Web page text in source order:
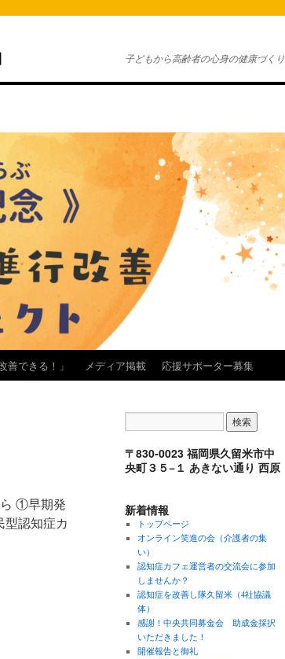
子どもから高齢者の心身の健康づくり
善できる！」 メディア掲載 応援サポーター募集
①早期発
認知症カ
〒830-0023 福岡県久留米市中
央町３５−１ あきない通り 西原
新着情報
トップページ
オンライン笑進の会（介護者の集
い）
認知症カフェ運営者の交流会に参加
しませんか？
認知症を改善し隊久留米（4社協議
体）
感謝！中央共同募金会 助成金採択
いただきました！
開催報告と御礼